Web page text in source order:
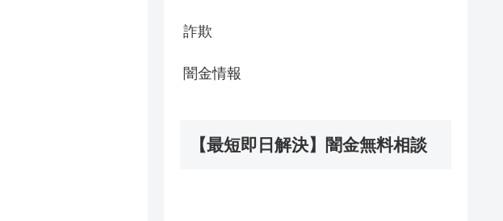
詐欺
闇金情報
【最短即日解決】闇金無料相談